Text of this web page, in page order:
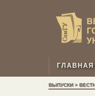
ГЛАВНАЯ
ВЫПУСКИ >